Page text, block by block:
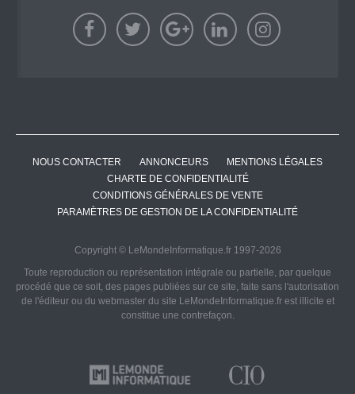
NOUS CONTACTER ANNONCEURS
MENTIONS LÉGALES
CHARTE DE CONFIDENTIALITÉ
CONDITIONS GÉNÉRALES DE VENTE
PARAMÈTRES DE GESTION DE LA CONFIDENTIALITÉ
Copyright © LeMondeInformatique.fr 1997-2026
Toute reproduction ou représentation intégrale ou partielle, par quelque
procédé que ce soit, des pages publiées sur ce site, faite sans l'autorisation
de l'éditeur ou du webmaster du site LeMondeInformatique.fr est illicite et
constitue une contrefaçon.